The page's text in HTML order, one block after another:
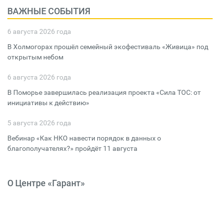
ВАЖНЫЕ СОБЫТИЯ
6 августа 2026 года
В Холмогорах прошёл семейный экофестиваль «Живица» под
открытым небом
6 августа 2026 года
В Поморье завершилась реализация проекта «Сила ТОС: от
инициативы к действию»
5 августа 2026 года
Вебинар «Как НКО навести порядок в данных о
благополучателях?» пройдёт 11 августа
О Центре «Гарант»